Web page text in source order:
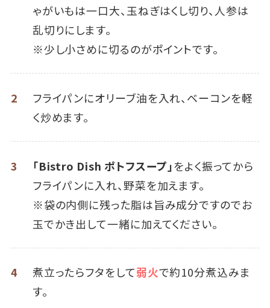
ゃがいもは一口大、玉ねぎはくし切り、人参は
乱切りにします。
※少し小さめに切るのがポイントです。
2
フライパンにオリーブ油を入れ、ベーコンを軽
く炒めます。
3 「Bistro Dish ポトフスープ」をよく振ってから
フライパンに入れ、野菜を加えます。
※袋の内側に残った脂は旨み成分ですのでお
玉でかき出して一緒に加えてください。
4 煮立ったらフタをして弱火で約10分煮込みま
す。